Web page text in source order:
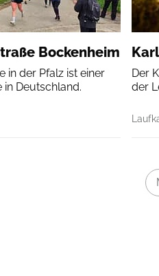
Bockenheim
in der Pfalz ist einer
Deutschland.
Der
der